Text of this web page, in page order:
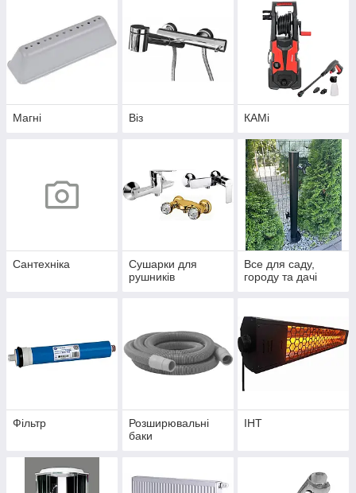
Магні Віз КAMi
Сантехніка
Сушарки для
рушників
Все для саду,
городу та дачі
Фільтр
Розширювальні
баки
IHT